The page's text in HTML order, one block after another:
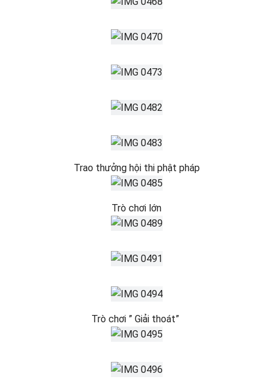
Trao thưởng hội thi phật pháp
Trò chơi lớn
Trò chơi ” Giải thoát”